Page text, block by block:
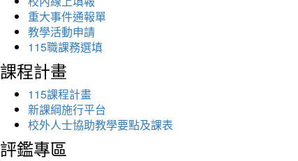
重大事件通報單
教學活動申請
115職課務選填
課程計畫
115課程計畫
新課綱施行平台
校外人士協助教學要點及課表
評鑑專區